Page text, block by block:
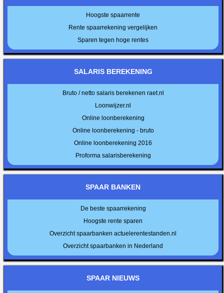
Hoogste spaarrente
Rente spaarrekening vergelijken
Sparen tegen hoge rentes
SALARIS BEREKENING
Bruto / netto salaris berekenen raet.nl
Loonwijzer.nl
Online loonberekening
Online loonberekening - bruto
Online loonberekening 2016
Proforma salarisberekening
SPAAR BANKEN
De beste spaarrekening
Hoogste rente sparen
Overzicht spaarbanken actuelerentestanden.nl
Overzicht spaarbanken in Nederland
SPAAR NIEUWS